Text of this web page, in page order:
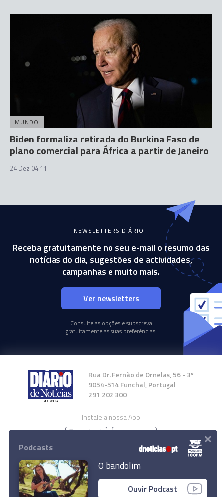
MUNDO
Biden formaliza retirada do Burkina Faso de
plano comercial para África a partir de Janeiro
24 Dez 04:11
NEWSLETTERS DIÁRIO
Receba gratuitamente no seu e-mail o resumo das
notícias do dia, sugestões de actividades,
campanhas e muito mais.
Ver newsletters
Consulte as opções e subscreva
gratuitamente as suas preferências.
Rua Dr. Fernão de Ornelas, 56 - 3º
9054-514 Funchal, Portugal
291 202 300
Instale a nossa App
© 2024 Empresa Diário de Notícias, Lda.
Todos os direitos reservados.
Podcasts
O bandolim
Ouvir Podcast
×